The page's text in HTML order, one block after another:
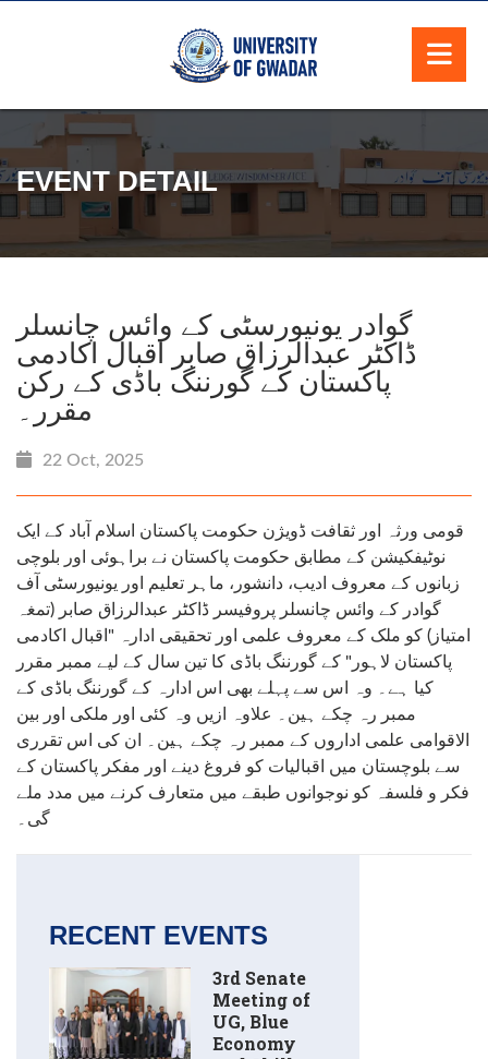
EVENT DETAIL
گوادر یونیورسٹی کے وائس چانسلر
ڈاکٹر عبدالرزاق صابر اقبال اکادمی
پاکستان کے گورننگ باڈی کے رکن
مقرر۔
22 Oct, 2025
قومی ورثہ اور ثقافت ڈویژن حکومت پاکستان اسلام آباد کے ایک
نوٹیفکیشن کے مطابق حکومت پاکستان نے براہوئی اور بلوچی
زبانوں کے معروف ادیب، دانشور، ماہر تعلیم اور یونیورسٹی آف
گوادر کے وائس چانسلر پروفیسر ڈاکٹر عبدالرزاق صابر (تمغہ
امتیاز) کو ملک کے معروف علمی اور تحقیقی ادارہ "اقبال اکادمی
پاکستان لاہور" کے گورننگ باڈی کا تین سال کے لیے ممبر مقرر
کیا ہے۔ وہ اس سے پہلے بھی اس ادارہ کے گورننگ باڈی کے
ممبر رہ چکے ہین۔ علاوہ ازیں وہ کئی اور ملکی اور بین
الاقوامی علمی اداروں کے ممبر رہ چکے ہین۔ ان کی اس تقرری
سے بلوچستان میں اقبالیات کو فروغ دینے اور مفکر پاکستان کے
فکر و فلسفہ کو نوجوانوں طبقے میں متعارف کرنے میں مدد ملے
گی۔
RECENT EVENTS
3rd Senate
Meeting of
UG, Blue
Economy